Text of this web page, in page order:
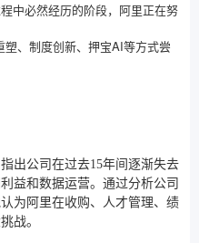
中必然经历的阶段，阿里正在努
、制度创新、押宝AI等方式尝
出公司在过去15年间逐渐失去
益和数据运营。通过分析公司
为阿里在收购、人才管理、绩
战。